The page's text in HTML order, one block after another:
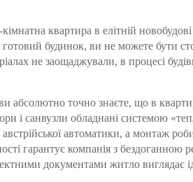
квартира в елітній
будинок, ви не можете бути
не заощаджували, в процесі
абсолютно точно знаєте, що в
і санвузли обладнані системою
автоматики, а монтаж
гарантує компанія з бездоганною
документами житло виглядає